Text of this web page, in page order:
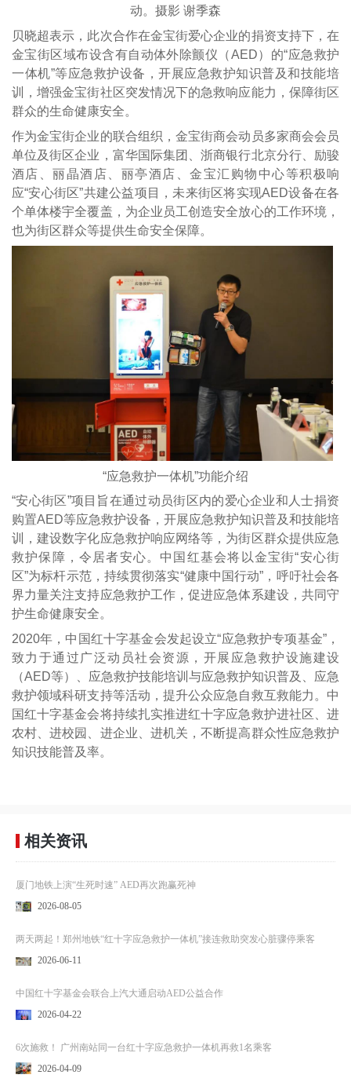
动。摄影 谢季森
贝晓超表示，此次合作在金宝街爱心企业的捐资支持下，在
金宝街区域布设含有自动体外除颤仪（AED）的“应急救护
一体机”等应急救护设备，开展应急救护知识普及和技能培
训，增强金宝街社区突发情况下的急救响应能力，保障街区
群众的生命健康安全。
作为金宝街企业的联合组织，金宝街商会动员多家商会会员
单位及街区企业，富华国际集团、浙商银行北京分行、励骏
酒店、丽晶酒店、丽亭酒店、金宝汇购物中心等积极响
应“安心街区”共建公益项目，未来街区将实现AED设备在各
个单体楼宇全覆盖，为企业员工创造安全放心的工作环境，
也为街区群众等提供生命安全保障。
“应急救护一体机”功能介绍
“安心街区”项目旨在通过动员街区内的爱心企业和人士捐资
购置AED等应急救护设备，开展应急救护知识普及和技能培
训，建设数字化应急救护响应网络等，为街区群众提供应急
救护保障，令居者安心。中国红基会将以金宝街“安心街
区”为标杆示范，持续贯彻落实“健康中国行动”，呼吁社会各
界力量关注支持应急救护工作，促进应急体系建设，共同守
护生命健康安全。
2020年，中国红十字基金会发起设立“应急救护专项基金”，
致力于通过广泛动员社会资源，开展应急救护设施建设
（AED等）、应急救护技能培训与应急救护知识普及、应急
救护领域科研支持等活动，提升公众应急自救互救能力。中
国红十字基金会将持续扎实推进红十字应急救护进社区、进
农村、进校园、进企业、进机关，不断提高群众性应急救护
知识技能普及率。
相关资讯
厦门地铁上演“生死时速” AED再次跑赢死神
2026-08-05
两天两起！郑州地铁“红十字应急救护一体机”接连救助突发心脏骤停乘客
2026-06-11
中国红十字基金会联合上汽大通启动AED公益合作
2026-04-22
6次施救！ 广州南站同一台红十字应急救护一体机再救1名乘客
2026-04-09